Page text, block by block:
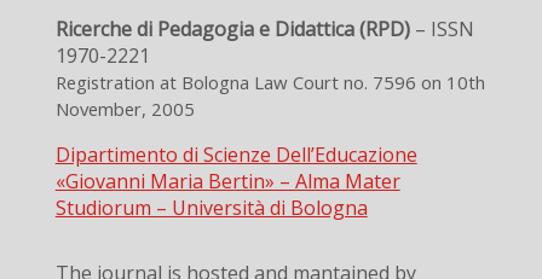
Ricerche di Pedagogia e Didattica (RPD)– ISSN
1970-2221
Registration at Bologna Law Court no. 7596 on 10th
November, 2005
Dipartimento di Scienze Dell’Educazione
«Giovanni Maria Bertin» – Alma Mater
Studiorum – Università di Bologna
The journal is hosted and mantained by